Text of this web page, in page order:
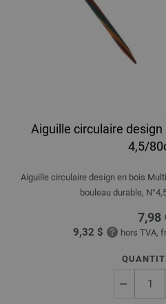
Aiguille circulaire
4,5/
Aiguille circulaire design en bois
bouleau durable,
7,98
9,32 $ hors TVA,